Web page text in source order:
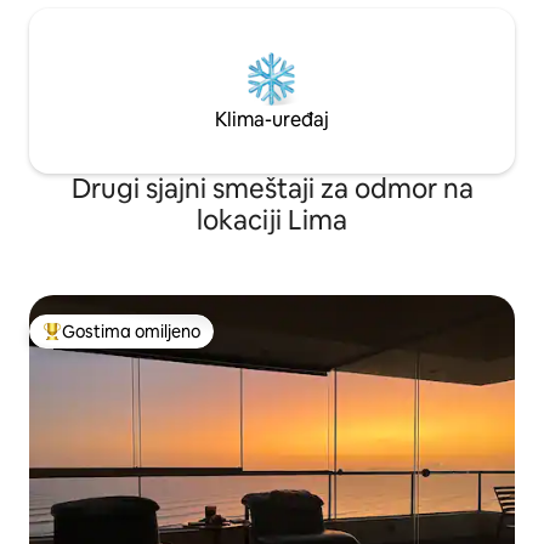
Klima-uređaj
Drugi sjajni smeštaji za odmor na
lokaciji Lima
Najuspešniji među gostima omiljenim
Gostima omiljeno